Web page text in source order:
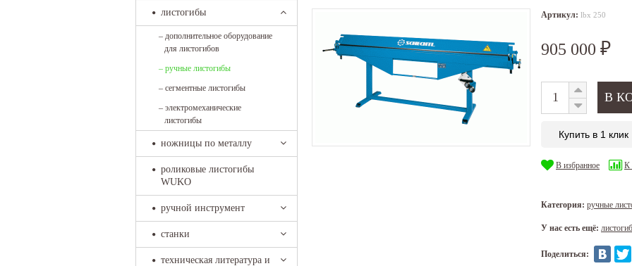
листогибы
– дополнительное оборудование
для листогибов
– ручные листогибы
– сегментные листогибы
– электромеханические
листогибы
ножницы по металлу
роликовые листогибы
WUKO
ручной инструмент
станки
техническая литература и
Артикул: lbx 250
905 000 ₽
Купить в 1 клик
В избранное К
Категория: ручные
У нас есть ещё: листогиб
Поделиться: